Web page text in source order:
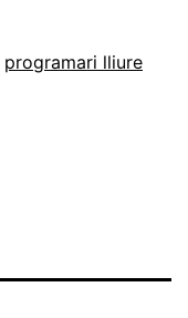
programari lliure